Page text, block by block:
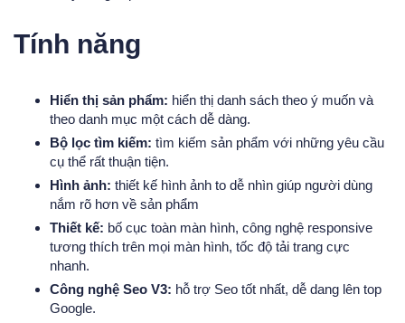
Tính năng
Hiển thị sản phẩm: hiển thị danh sách theo ý muốn và
theo danh mục một cách dễ dàng.
Bộ lọc tìm kiếm: tìm kiếm sản phẩm với những yêu cầu
cụ thể rất thuận tiện.
Hình ảnh: thiết kế hình ảnh to dễ nhìn giúp người dùng
nắm rõ hơn về sản phẩm
Thiết kế: bố cục toàn màn hình, công nghệ responsive
tương thích trên mọi màn hình, tốc độ tải trang cực
nhanh.
Công nghệ Seo V3: hỗ trợ Seo tốt nhất, dễ dang lên top
Google.